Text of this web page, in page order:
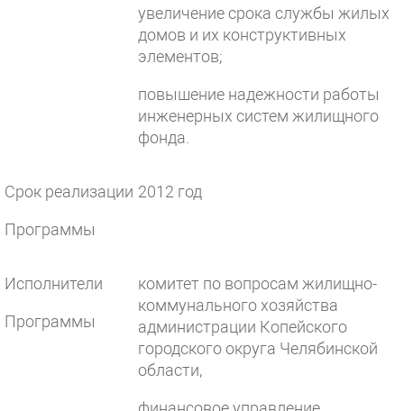
увеличение срока службы жилых
домов и их конструктивных
элементов;
повышение надежности работы
инженерных систем жилищного
фонда.
Срок реализации
Программы
2012 год
Исполнители
Программы
комитет по вопросам жилищно-
коммунального хозяйства
администрации Копейского
городского округа Челябинской
области,